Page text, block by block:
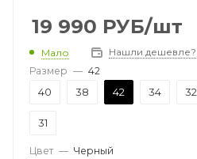
19 990 РУБ/шт
Мало
Нашли дешевле?
Размер — 42
40 38 42 34 32
31
Цвет — Черный